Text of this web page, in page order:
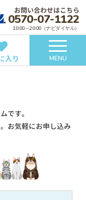
お問い合わせはこちら
0570-07-1122
10:00～20:00（ナビダイヤル）
入り MENU
です。
お気軽にお申し込み